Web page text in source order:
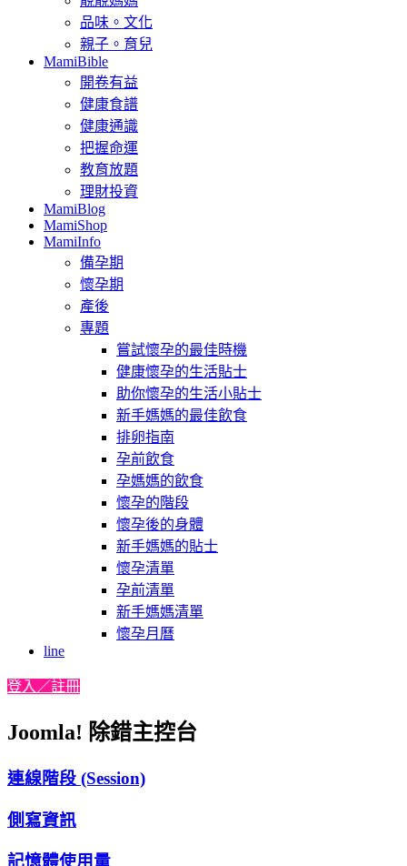
品味。文化
親子。育兒
MamiBible
開卷有益
健康食譜
健康通識
把握命運
教育放題
理財投資
MamiBlog
MamiShop
MamiInfo
備孕期
懷孕期
產後
專題
嘗試懷孕的最佳時機
健康懷孕的生活貼士
助你懷孕的生活小貼士
新手媽媽的最佳飲食
排卵指南
孕前飲食
孕媽媽的飲食
懷孕的階段
懷孕後的身體
新手媽媽的貼士
懷孕清單
孕前清單
新手媽媽清單
懷孕月曆
line
登入／註冊
Joomla! 除錯主控台
連線階段 (Session)
側寫資訊
記憶體使用量